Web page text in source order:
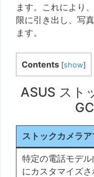
ます。これにより
限に引き出し、写
ます。
Contents [show]
ASUS スト
ストックカメラア
特定の電話モデル
にカスタマイズさ